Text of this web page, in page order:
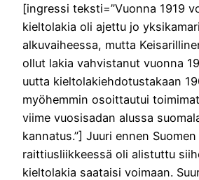
[ingressi teksti=”Vuonna 1919
kieltolakia oli ajettu jo
alkuvaiheessa, mutta
ollut lakia vahvistanut vuonna
uutta kieltolakiehdotustakaan
myöhemmin osoittautui
viime vuosisadan alussa
kannatus.”] Juuri ennen
raittiusliikkeessä oli alistuttu
kieltolakia saataisi voimaan.